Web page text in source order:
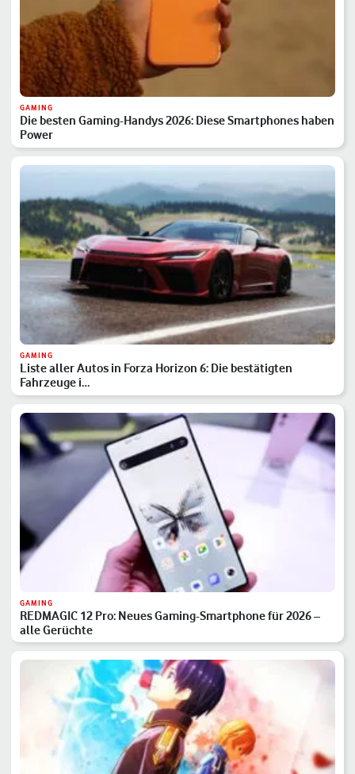
GAMING
Die besten Gaming-Handys 2026: Diese Smartphones haben
Power
GAMING
Liste aller Autos in Forza Horizon 6: Die bestätigten
Fahrzeuge i…
GAMING
REDMAGIC 12 Pro: Neues Gaming-Smartphone für 2026 –
alle Gerüchte